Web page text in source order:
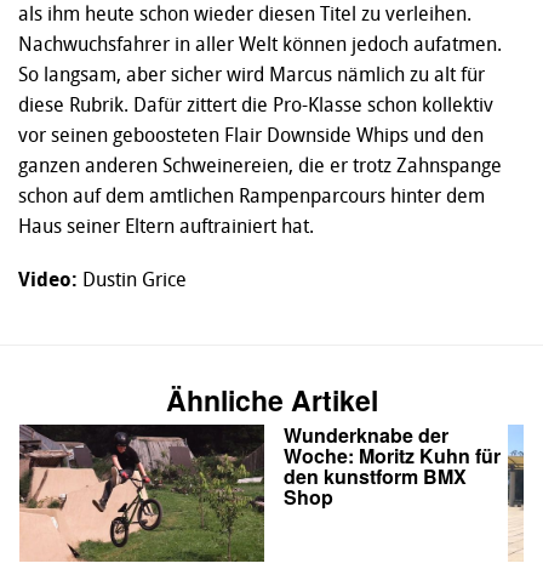
als ihm heute schon wieder diesen Titel zu verleihen.
Nachwuchsfahrer in aller Welt können jedoch aufatmen.
So langsam, aber sicher wird Marcus nämlich zu alt für
diese Rubrik. Dafür zittert die Pro-Klasse schon kollektiv
vor seinen geboosteten Flair Downside Whips und den
ganzen anderen Schweinereien, die er trotz Zahnspange
schon auf dem amtlichen Rampenparcours hinter dem
Haus seiner Eltern auftrainiert hat.
Video: Dustin Grice
Ähnliche Artikel
Wunderknabe der
Woche: Moritz Kuhn für
den kunstform BMX
Shop